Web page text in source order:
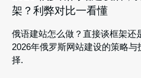
架？利弊对比一看懂
俄语建站怎么做？直接谈框架还
2026年俄罗斯网站建设的策略
择.